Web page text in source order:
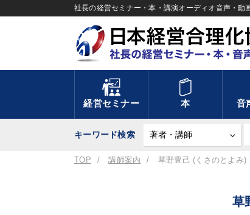
社長の経営セミナー・本・講演オーディオ音声・動
経営セミナー 本 音
キーワード検索
TOP 講師案内 草野豊己 (くさのとよみ)
草